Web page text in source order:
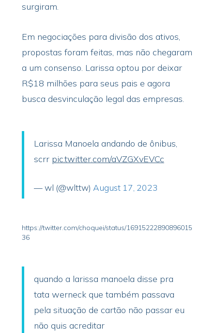
surgiram.
Em negociações para divisão dos ativos,
propostas foram feitas, mas não chegaram
a um consenso. Larissa optou por deixar
R$18 milhões para seus pais e agora
busca desvinculação legal das empresas.
Larissa Manoela andando de ônibus,
scrr pic.twitter.com/aVZGXvEVCc
— wl (@wlttw) August 17, 2023
https://twitter.com/choquei/status/16915222890896015
36
quando a larissa manoela disse pra
tata werneck que também passava
pela situação de cartão não passar eu
não quis acreditar